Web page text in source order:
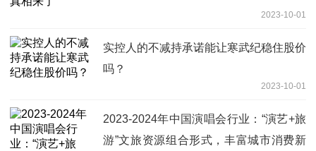
2023-10-01
实控人的不减持承诺能让寒武纪稳住股价
吗？
2023-10-01
2023-2024年中国演唱会行业：“演艺+旅
游”文旅资源组合形式，丰富城市消费新